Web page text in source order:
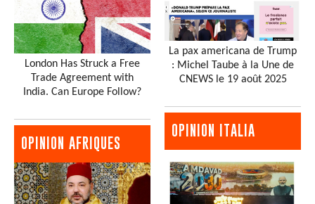
London Has Struck a Free
Trade Agreement with
India. Can Europe Follow?
OPINION AFRIQUES
La pax americana de Trump
: Michel Taube à la Une de
CNEWS le 19 août 2025
OPINION ITALIA